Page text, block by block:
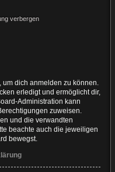
verbergen
dich anmelden zu können.
erledigt und ermöglicht dir,
Administration kann
zuweisen.
und die verwandten
beachte auch die jeweiligen
bewegst.